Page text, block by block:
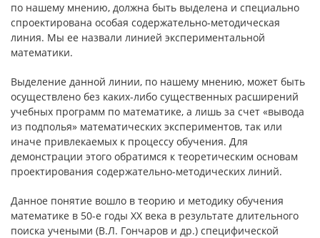
по нашему мнению, должна быть выделена и специально
спроектирована особая содержательно-методическая
линия. Мы ее назвали линией экспериментальной
математики.
Выделение данной линии, по нашему мнению, может быть
осуществлено без каких-либо существенных расширений
учебных программ по математике, а лишь за счет «вывода
из подполья» математических экспериментов, так или
иначе привлекаемых к процессу обучения. Для
демонстрации этого обратимся к теоретическим основам
проектирования содержательно-методических линий.
Данное понятие вошло в теорию и методику обучения
математике в 50-е годы XX века в результате длительного
поиска учеными (В.Л. Гончаров и др.) специфической